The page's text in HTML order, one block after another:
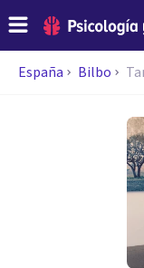
España Bilbo